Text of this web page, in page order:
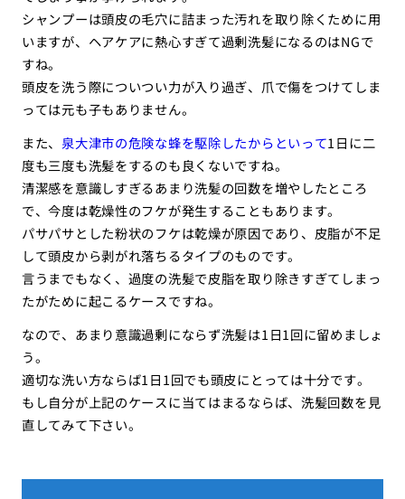
シャンプーは頭皮の毛穴に詰まった汚れを取り除くために用
いますが、ヘアケアに熱心すぎて過剰洗髪になるのはNGで
すね。
頭皮を洗う際についつい力が入り過ぎ、爪で傷をつけてしま
っては元も子もありません。
また、 泉大津市の危険な蜂を駆除したからといって1日に二
度も三度も洗髪をするのも良くないですね。
清潔感を意識しすぎるあまり洗髪の回数を増やしたところ
で、今度は乾燥性のフケが発生することもあります。
パサパサとした粉状のフケは乾燥が原因であり、皮脂が不足
して頭皮から剥がれ落ちるタイプのものです。
言うまでもなく、過度の洗髪で皮脂を取り除きすぎてしまっ
たがために起こるケースですね。
なので、あまり意識過剰にならず洗髪は1日1回に留めましょ
う。
適切な洗い方ならば1日1回でも頭皮にとっては十分です。
もし自分が上記のケースに当てはまるならば、洗髪回数を見
直してみて下さい。